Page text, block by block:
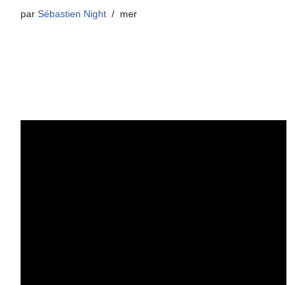
par Sébastien Night mer